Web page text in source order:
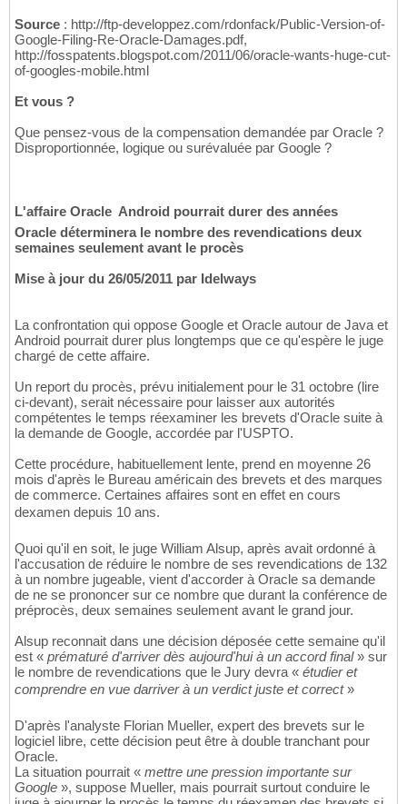
Source : http://ftp-developpez.com/rdonfack/Public-Version-of-
Google-Filing-Re-Oracle-Damages.pdf,
http://fosspatents.blogspot.com/2011/06/oracle-wants-huge-cut-
of-googles-mobile.html
Et vous ?
Que pensez-vous de la compensation demandée par Oracle ?
Disproportionnée, logique ou surévaluée par Google ?
L'affaire Oracle  Android pourrait durer des années
Oracle déterminera le nombre des revendications deux
semaines seulement avant le procès
Mise à jour du 26/05/2011 par Idelways
La confrontation qui oppose Google et Oracle autour de Java et
Android pourrait durer plus longtemps que ce qu'espère le juge
chargé de cette affaire.
Un report du procès, prévu initialement pour le 31 octobre (lire
ci-devant), serait nécessaire pour laisser aux autorités
compétentes le temps réexaminer les brevets d'Oracle suite à
la demande de Google, accordée par l'USPTO.
Cette procédure, habituellement lente, prend en moyenne 26
mois d'après le Bureau américain des brevets et des marques
de commerce. Certaines affaires sont en effet en cours
dexamen depuis 10 ans.
Quoi qu'il en soit, le juge William Alsup, après avait ordonné à
l'accusation de réduire le nombre de ses revendications de 132
à un nombre jugeable, vient d'accorder à Oracle sa demande
de ne se prononcer sur ce nombre que durant la conférence de
préprocès, deux semaines seulement avant le grand jour.
Alsup reconnait dans une décision déposée cette semaine qu'il
est « prématuré d'arriver dès aujourd'hui à un accord final» sur
le nombre de revendications que le Jury devra « étudier et
comprendre en vue darriver à un verdict juste et correct»
D'après l'analyste Florian Mueller, expert des brevets sur le
logiciel libre, cette décision peut être à double tranchant pour
Oracle.
La situation pourrait « mettre une pression importante sur
Google », suppose Mueller, mais pourrait surtout conduire le